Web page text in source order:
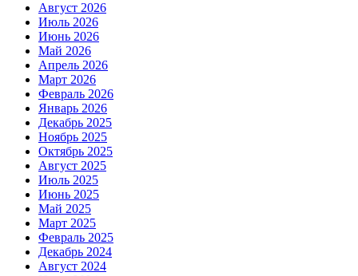
Август 2026
Июль 2026
Июнь 2026
Май 2026
Апрель 2026
Март 2026
Февраль 2026
Январь 2026
Декабрь 2025
Ноябрь 2025
Октябрь 2025
Август 2025
Июль 2025
Июнь 2025
Май 2025
Март 2025
Февраль 2025
Декабрь 2024
Август 2024